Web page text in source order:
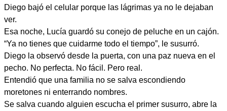
Diego bajó el celular porque las lágrimas ya no le dejaban
ver.
Esa noche, Lucía guardó su conejo de peluche en un cajón.
“Ya no tienes que cuidarme todo el tiempo”, le susurró.
Diego la observó desde la puerta, con una paz nueva en el
pecho. No perfecta. No fácil. Pero real.
Entendió que una familia no se salva escondiendo
moretones ni enterrando nombres.
Se salva cuando alguien escucha el primer susurro, abre la